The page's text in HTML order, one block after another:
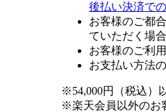
後払い決済で
お客様のご都
ていただく場
お客様のご利
お支払い方法
※54,000円（税込）
※楽天会員以外のお